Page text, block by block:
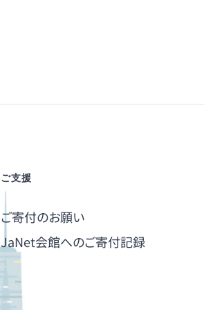
ご支援
ご寄付のお願い
JaNet会館へのご寄付記録